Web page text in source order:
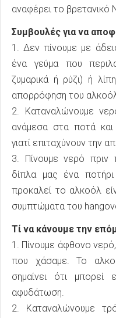
αναφέρει το βρετανικό
Συμβουλές για να
1. Δεν πίνουμε με
ένα γεύμα που
ζυμαρικά ή ρύζι) ή
απορρόφηση του
2. Καταναλώνουμε
ανάμεσα στα ποτά
γιατί επιταχύνουν την
3. Πίνουμε νερό πριν
δίπλα μας ένα
προκαλεί το αλκοόλ
συμπτώματα του
Τί να κάνουμε την
1. Πίνουμε άφθονο
που χάσαμε. Το
σημαίνει ότι
αφυδάτωση.
2. Καταναλώνουμε